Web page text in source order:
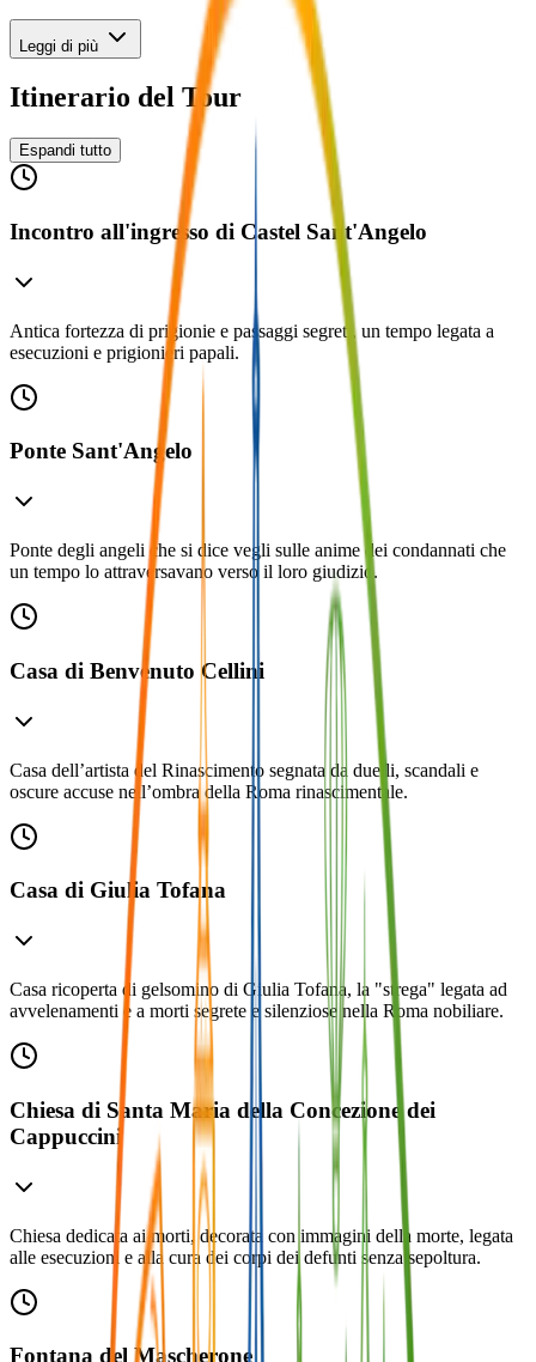
Leggi di più
Itinerario del Tour
Espandi tutto
Incontro all'ingresso di Castel Sant'Angelo
Antica fortezza di prigionie e passaggi segreti, un tempo legata a
esecuzioni e prigionieri papali.
Ponte Sant'Angelo
Ponte degli angeli che si dice vegli sulle anime dei condannati che
un tempo lo attraversavano verso il loro giudizio.
Casa di Benvenuto Cellini
Casa dell’artista del Rinascimento segnata da duelli, scandali e
oscure accuse nell’ombra della Roma rinascimentale.
Casa di Giulia Tofana
Casa ricoperta di gelsomino di Giulia Tofana, la "strega" legata ad
avvelenamenti e a morti segrete e silenziose nella Roma nobiliare.
Chiesa di Santa Maria della Concezione dei
Cappuccini
Chiesa dedicata ai morti, decorata con immagini della morte, legata
alle esecuzioni e alla cura dei corpi dei defunti senza sepoltura.
Fontana del Mascherone